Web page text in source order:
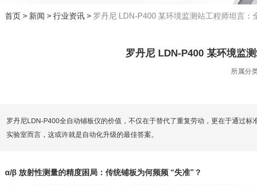
首页 > 新闻 > 行业资讯 > 罗丹尼 LDN-P400 某环境监测站工程师坦言：
罗丹尼 LDN-P400 某环境监
所属分
罗丹尼LDN-P400全自动铺板仪的价值，不仅在于替代了重复劳动，更在于通过
实验室而言，这或许就是自动化升级的最佳答案。
α/β 放射性测量的精度困局：传统铺板为何频频 “失准”？